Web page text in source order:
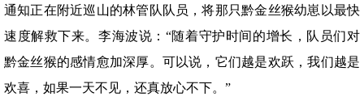
通知正在附近巡山的林管队队员，将那只黔金丝猴幼崽以最快
速度解救下来。李海波说：“随着守护时间的增长，队员们对
黔金丝猴的感情愈加深厚。可以说，它们越是欢跃，我们越是
欢喜，如果一天不见，还真放心不下。”